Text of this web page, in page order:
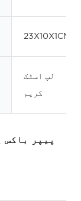
23X10X1CM
لپ اسٹک
کریم
پیپر باکس